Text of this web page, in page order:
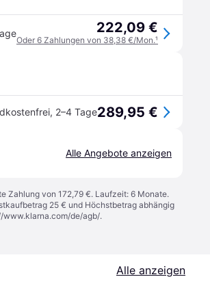
222,09 €
Oder 6 Zahlungen von 38,38 €/Mon.¹
, 2–4 Tage289,95 €
Alle Angebote anzeigen
Zahlung von 172,79 €. Laufzeit: 6 Monate.
25 € und Höchstbetrag abhängig
www.klarna.com/de/agb/.
Alle anzeigen